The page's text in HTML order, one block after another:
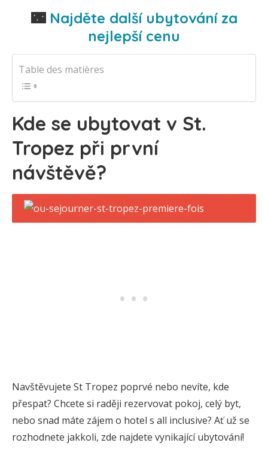
🌃 Najděte další ubytování za
nejlepší cenu
Table des matières
Kde se ubytovat v St.
Tropez při první
návštěvě?
Navštěvujete St Tropez poprvé nebo nevíte, kde
přespat? Chcete si raději rezervovat pokoj, celý byt,
nebo snad máte zájem o hotel s all inclusive? Ať už se
rozhodnete jakkoli, zde najdete vynikající ubytování!